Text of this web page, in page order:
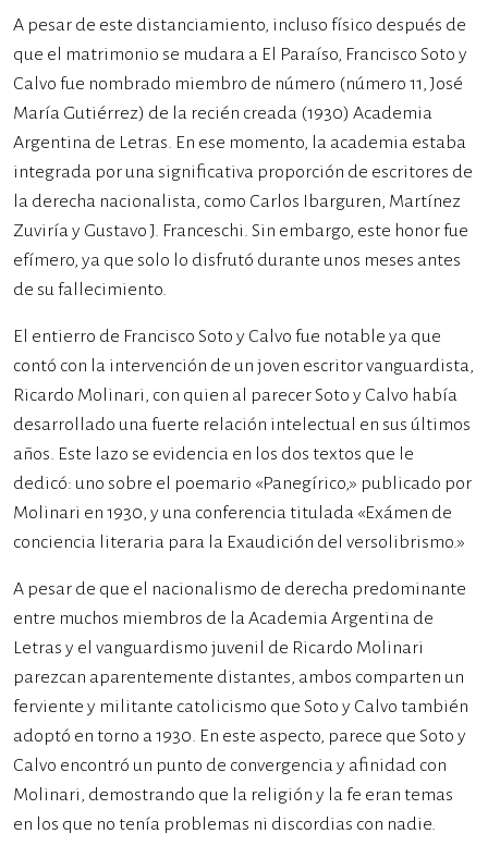
A pesar de este distanciamiento, incluso físico después de
que el matrimonio se mudara a El Paraíso, Francisco Soto y
Calvo fue nombrado miembro de número (número 11, José
María Gutiérrez) de la recién creada (1930) Academia
Argentina de Letras. En ese momento, la academia estaba
integrada por una significativa proporción de escritores de
la derecha nacionalista, como Carlos Ibarguren, Martínez
Zuviría y Gustavo J. Franceschi. Sin embargo, este honor fue
efímero, ya que solo lo disfrutó durante unos meses antes
de su fallecimiento.
El entierro de Francisco Soto y Calvo fue notable ya que
contó con la intervención de un joven escritor vanguardista,
Ricardo Molinari, con quien al parecer Soto y Calvo había
desarrollado una fuerte relación intelectual en sus últimos
años. Este lazo se evidencia en los dos textos que le
dedicó: uno sobre el poemario «Panegírico,» publicado por
Molinari en 1930, y una conferencia titulada «Exámen de
conciencia literaria para la Exaudición del versolibrismo.»
A pesar de que el nacionalismo de derecha predominante
entre muchos miembros de la Academia Argentina de
Letras y el vanguardismo juvenil de Ricardo Molinari
parezcan aparentemente distantes, ambos comparten un
ferviente y militante catolicismo que Soto y Calvo también
adoptó en torno a 1930. En este aspecto, parece que Soto y
Calvo encontró un punto de convergencia y afinidad con
Molinari, demostrando que la religión y la fe eran temas
en los que no tenía problemas ni discordias con nadie.